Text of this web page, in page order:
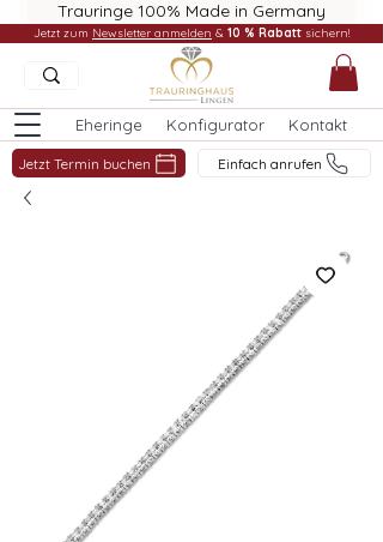
Trauringe 100% Made in Germany
Eheringe Konfigurator Kontakt
Jetzt Termin buchen Einfach anrufen
Jetzt zum Newsletter anmelden & 10 % Rabatt sichern!